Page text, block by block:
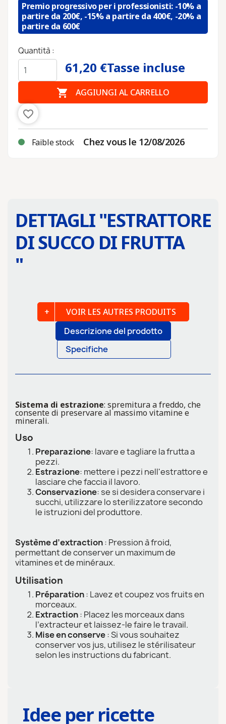
Premio progressivo per i professionisti: -10% a
partire da 200€, -15% a partire da 400€, -20% a
partire da 600€
Quantità :
61,20 €Tasse incluse
 AGGIUNGI AL CARRELLO
favorite_border
Faible stock Chez vous le 12/08/2026
DETTAGLI "ESTRATTORE
DI SUCCO DI FRUTTA
"
Descrizione del prodotto
Specifiche
VOIR LES AUTRES PRODUITS
Sistema di estrazione: spremitura a freddo, che
consente di preservare al massimo vitamine e
minerali.
Uso
Preparazione: lavare e tagliare la frutta a
pezzi.
Estrazione: mettere i pezzi nell'estrattore e
lasciare che faccia il lavoro.
Conservazione: se si desidera conservare i
succhi, utilizzare lo sterilizzatore secondo
le istruzioni del produttore.
Système d’extraction: Pression à froid,
permettant de conserver un maximum de
vitamines et de minéraux.
Utilisation
Préparation: Lavez et coupez vos fruits en
morceaux.
Extraction: Placez les morceaux dans
l’extracteur et laissez-le faire le travail.
Mise en conserve: Si vous souhaitez
conserver vos jus, utilisez le stérilisateur
selon les instructions du fabricant.
Idee per ricette